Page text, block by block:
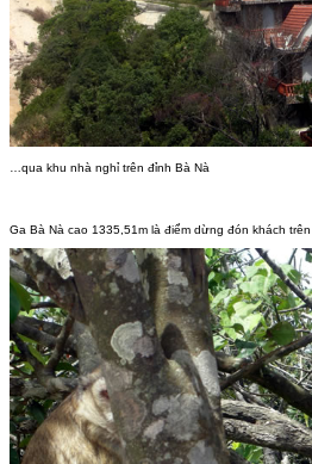
…qua khu nhà nghỉ trên đỉnh Bà Nà
Ga Bà Nà cao 1335,51m là điểm dừng đón khách